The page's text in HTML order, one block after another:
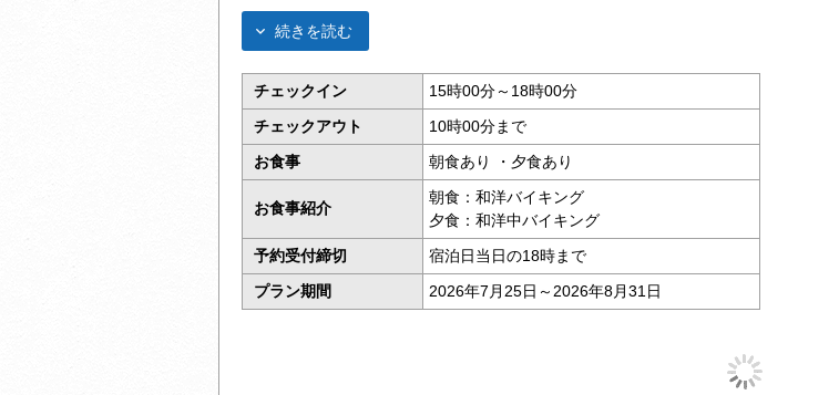
続きを読む
チェックイン
15時00分～18時00分
チェックアウト
10時00分まで
お食事
朝食あり ・夕食あり
お食事紹介
朝食：和洋バイキング
夕食：和洋中バイキング
予約受付締切
宿泊日当日の18時まで
プラン期間
2026年7月25日～2026年8月31日